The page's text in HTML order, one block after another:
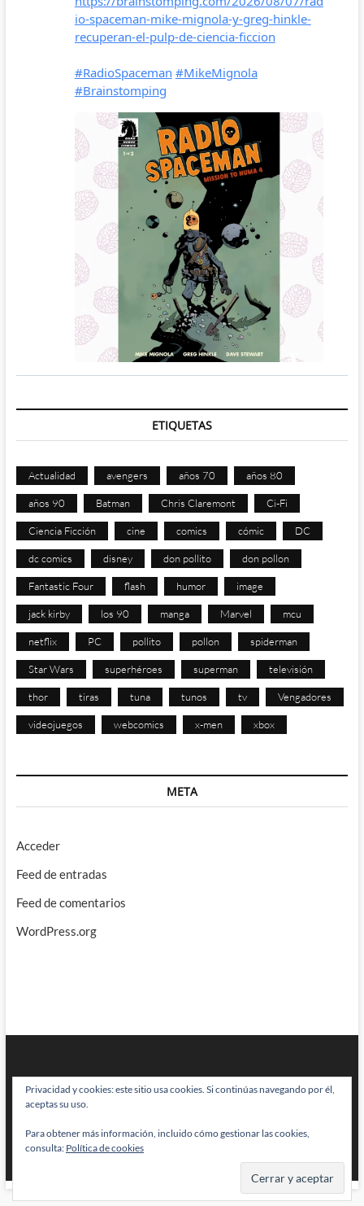
ETIQUETAS
Actualidad avengers años 70 años 80
años 90 Batman Chris Claremont Ci-Fi
Ciencia Ficción cine comics cómic DC
dc comics disney don pollito don pollon
Fantastic Four flash humor image
jack kirby los 90 manga Marvel mcu
netflix PC pollito pollon spiderman
Star Wars superhéroes superman televisión
thor tiras tuna tunos tv Vengadores
videojuegos webcomics x-men xbox
META
Acceder
Feed de entradas
Feed de comentarios
WordPress.org
BRAINSTOMPING| Diseñado por:Theme Freesia|WordPress| © Todos
los derechos reservados
Privacidad y cookies: este sitio usa cookies. Si continúas navegando por él,
aceptas su uso.
Para obtener más información, incluido cómo gestionar las cookies,
consulta: Política de cookies